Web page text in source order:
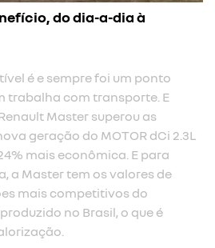
do dia-a-dia à
é e sempre foi um ponto
trabalha com transporte. E
Master superou as
geração do MOTOR dCi 2.3L
mais econômica. E para
a Master tem os valores de
mais competitivos do
no Brasil, o que é